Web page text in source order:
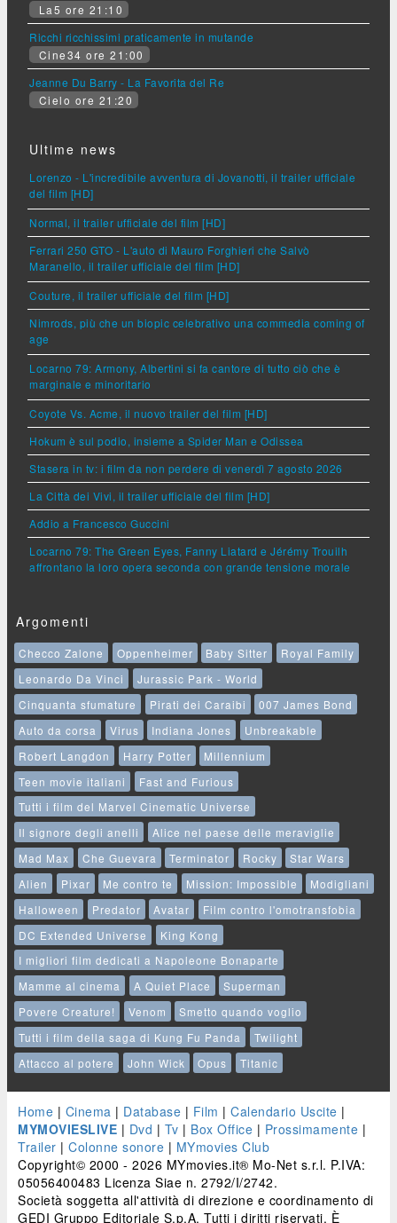
La5 ore 21:10
Ricchi ricchissimi praticamente in mutande
Cine34 ore 21:00
Jeanne Du Barry - La Favorita del Re
Cielo ore 21:20
Ultime news
Lorenzo - L'incredibile avventura di Jovanotti, il trailer ufficiale
del film [HD]
Normal, il trailer ufficiale del film [HD]
Ferrari 250 GTO - L'auto di Mauro Forghieri che Salvò
Maranello, il trailer ufficiale del film [HD]
Couture, il trailer ufficiale del film [HD]
Nimrods, più che un biopic celebrativo una commedia coming of
age
Locarno 79: Armony, Albertini si fa cantore di tutto ciò che è
marginale e minoritario
Coyote Vs. Acme, il nuovo trailer del film [HD]
Hokum è sul podio, insieme a Spider Man e Odissea
Stasera in tv: i film da non perdere di venerdì 7 agosto 2026
La Città dei Vivi, il trailer ufficiale del film [HD]
Addio a Francesco Guccini
Locarno 79: The Green Eyes, Fanny Liatard e Jérémy Trouilh
affrontano la loro opera seconda con grande tensione morale
Argomenti
Checco Zalone Oppenheimer Baby Sitter
Royal Family
Leonardo Da Vinci
Jurassic Park - World
Cinquanta sfumature
Pirati dei Caraibi
007 James Bond
Auto da corsa
Virus Indiana Jones
Unbreakable
Robert Langdon
Harry Potter
Millennium
Teen movie italiani
Fast and Furious
Tutti i film del Marvel Cinematic Universe
Il signore degli anelli
Alice nel paese delle meraviglie
Mad Max
Che Guevara Terminator Rocky
Star Wars
Alien
Pixar Me contro te Mission: Impossible
Modigliani
Halloween
Predator Avatar
Film contro l'omotransfobia
DC Extended Universe
King Kong
I migliori film dedicati a Napoleone Bonaparte
Mamme al cinema
A Quiet Place
Superman
Povere Creature!
Venom
Smetto quando voglio
Tutti i film della saga di Kung Fu Panda
Twilight
Attacco al potere
John Wick Opus Titanic
Home | Cinema | Database | Film | Calendario Uscite |
MYMOVIESLIVE | Dvd | Tv | Box Office | Prossimamente |
Trailer | Colonne sonore | MYmovies Club
Copyright© 2000 - 2026 MYmovies.it® Mo-Net s.r.l. P.IVA:
05056400483 Licenza Siae n. 2792/I/2742.
Società soggetta all'attività di direzione e coordinamento di
GEDI Gruppo Editoriale S.p.A. Tutti i diritti riservati. È